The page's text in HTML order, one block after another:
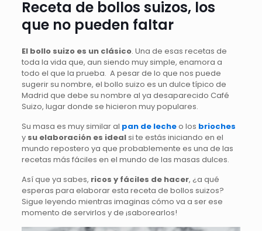
Receta de bollos suizos, los
que no pueden faltar
El bollo suizo es un clásico. Una de esas recetas de
toda la vida que, aun siendo muy simple, enamora a
todo el que la prueba. A pesar de lo que nos puede
sugerir su nombre, el bollo suizo es un dulce típico de
Madrid que debe su nombre al ya desaparecido Café
Suizo, lugar donde se hicieron muy populares.
Su masa es muy similar al pan de lecheo los brioches
y su elaboración es idealsi te estás iniciando en el
mundo repostero ya que probablemente es una de las
recetas más fáciles en el mundo de las masas dulces.
Así que ya sabes, ricos y fáciles de hacer, ¿a qué
esperas para elaborar esta receta de bollos suizos?
Sigue leyendo mientras imaginas cómo va a ser ese
momento de servirlos y de ¡saborearlos!